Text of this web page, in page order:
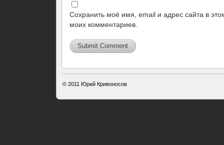
Сохранить моё имя, email и адрес сайта в
моих комментариев.
© 2011 Юрий Кривоносов